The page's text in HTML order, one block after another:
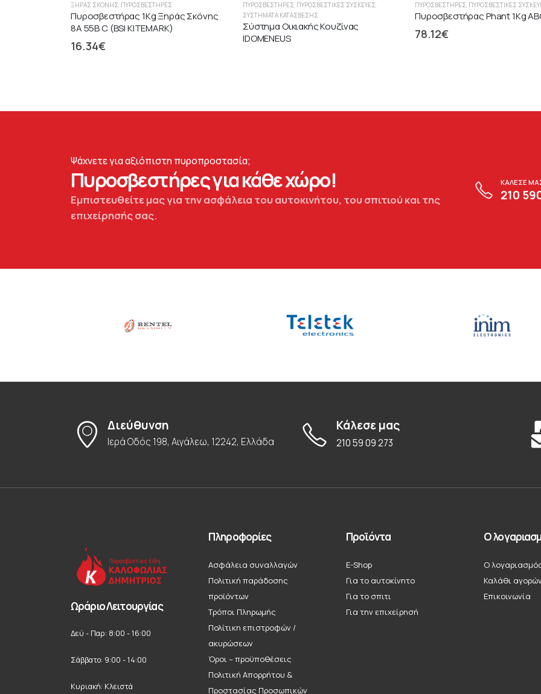
ΞΉΡΑΣ ΣΚΌΝΗΣ, ΠΥΡΟΣΒΕΣΤΉΡΕΣ
Πυροσβεστήρας 1Kg Ξηράς Σκόνης
8A 55B C (BSI KITEMARK)
16.34€
ΠΥΡΟΣΒΕΣΤΉΡΕΣ, ΠΥΡΟΣΒΕΣΤΙΚΈΣ ΣΥΣΚΕΥΈΣ,
ΣΥΣΤΉΜΑΤΑ ΚΑΤΆΣΒΕΣΗΣ
Σύστημα Οικιακής Κουζίνας
IDOMENEUS
ΠΥΡΟΣΒΕΣΤΉΡΕΣ, ΠΥΡΟΣΒΕΣΤΙΚΈΣ
Πυροσβεστήρας Phant 1Kg
78.12€
Ψάχνετε για αξιόπιστη πυροπροστασία;
Πυροσβεστήρες για κάθε χώρο!
Εμπιστευθείτε μας για την ασφάλεια του αυτοκινήτου, του σπιτιού και της
επιχείρησής σας.
ΚΑΛΕΣΕ
210
Διεύθυνση
Ιερά Οδός 198, Αιγάλεω, 12242, Ελλάδα
Κάλεσε μας
210 59 09 273
Ωράριο Λειτουργίας
Δεύ - Παρ: 8:00 - 16:00
Σάββατο: 9:00 - 14:00
Κυριακή: Κλειστά
Πληροφορίες
Ασφάλεια συναλλαγών
Πολιτική παράδοσης
προϊόντων
Τρόποι Πληρωμής
Πολίτικη επιστροφών /
ακυρώσεων
Όροι – προϋποθέσεις
Πολιτική Απορρήτου &
Προστασίας Προσωπικών
Προϊόντα
E-Shop
Για το αυτοκίνητο
Για το σπιτι
Για την επιχείρησή
Ο
Ο
Καλάθι
Επικοινωνία